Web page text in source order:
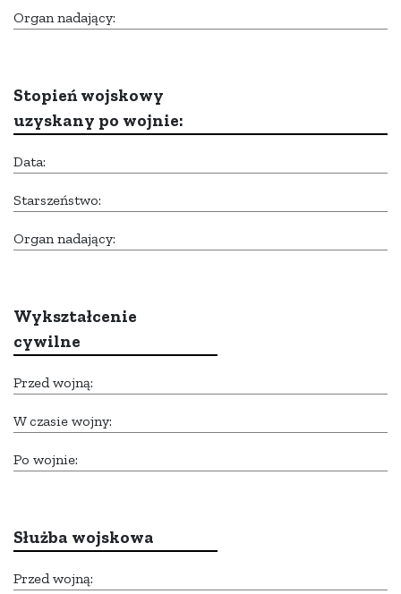
Organ nadający:
Stopień wojskowy
uzyskany po wojnie:
Data:
Starszeństwo:
Organ nadający:
Wykształcenie
cywilne
Przed wojną:
W czasie wojny:
Po wojnie:
Służba wojskowa
Przed wojną: